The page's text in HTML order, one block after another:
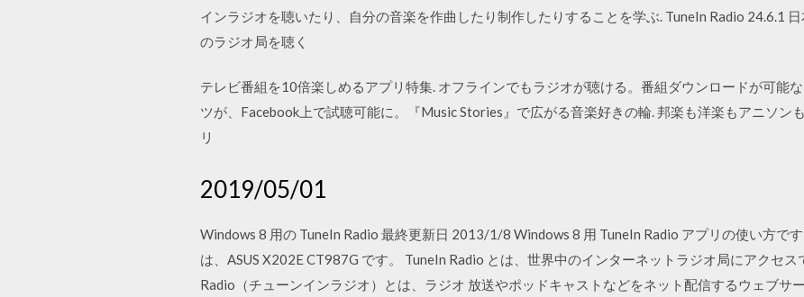
インラジオを聴いたり、自分の音楽を作曲したり制作したりすることを学ぶ. TuneIn Radio 24.6.1 日
のラジオ局を聴く
テレビ番組を10倍楽しめるアプリ特集. オフラインでもラジオが聴ける。番組ダウンロードが可能
ツが、Facebook上で試聴可能に。『Music Stories』で広がる音楽好きの輪. 邦楽も洋楽もアニソン
リ
2019/05/01
Windows 8 用の TuneIn Radio 最終更新日 2013/1/8 Windows 8 用 TuneIn Radio アプリの使い方で
は、ASUS X202E CT987G です。 TuneIn Radio とは、世界中のインターネットラジオ局にアクセ
Radio（チューンインラジオ）とは、ラジオ 放送やポッドキャストなどをネット配信するウェブサ